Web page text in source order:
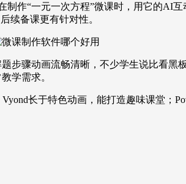
作“一元一次方程”微课时，用它的AI
续备课更有针对性。
步骤动画流畅清晰，不少学生说比看黑
学需求。
长于特色动画，能打造趣味课堂；